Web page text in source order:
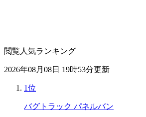
閲覧人気ランキング
2026年08月08日 19時53分更新
1位
バグトラック パネルバン